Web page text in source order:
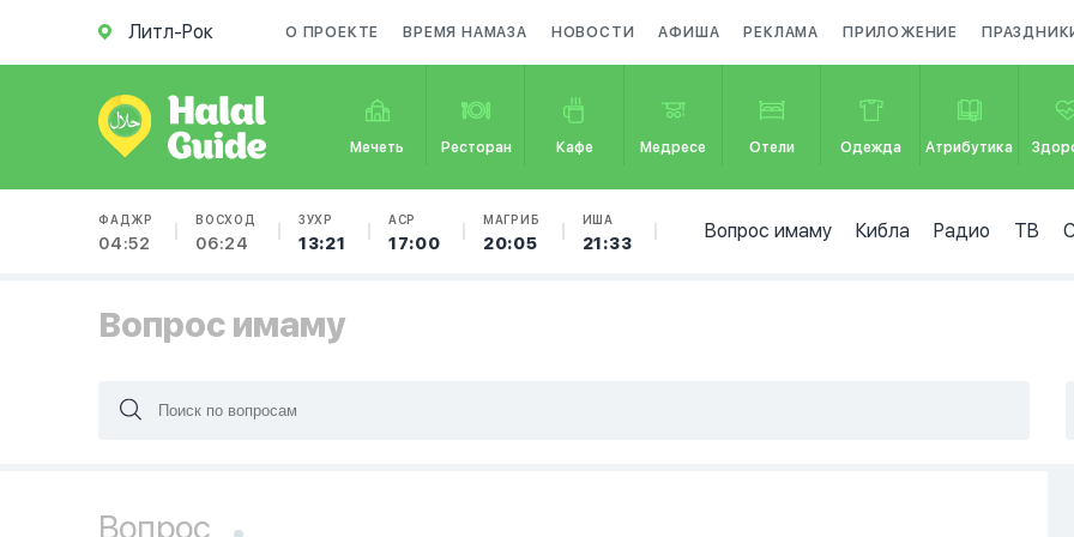
Литл-Рок О ПРОЕКТЕ ВРЕМЯ НАМАЗА НОВОСТИ АФИША РЕКЛАМА ПРИЛОЖЕНИЕ
Мечеть Ресторан Кафе Медресе Отели Одежда Атрибутика
ФАДЖР
04:52
ВОСХОД
06:24
ЗУХР
13:21
АСР
17:00
МАГРИБ
20:05
ИША
21:33
Вопрос имаму Кибла Радио ТВ
Вопрос имаму
Вопрос